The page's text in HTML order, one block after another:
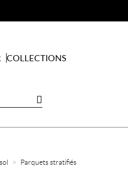
COLLECTIONS
Parquets stratifiés